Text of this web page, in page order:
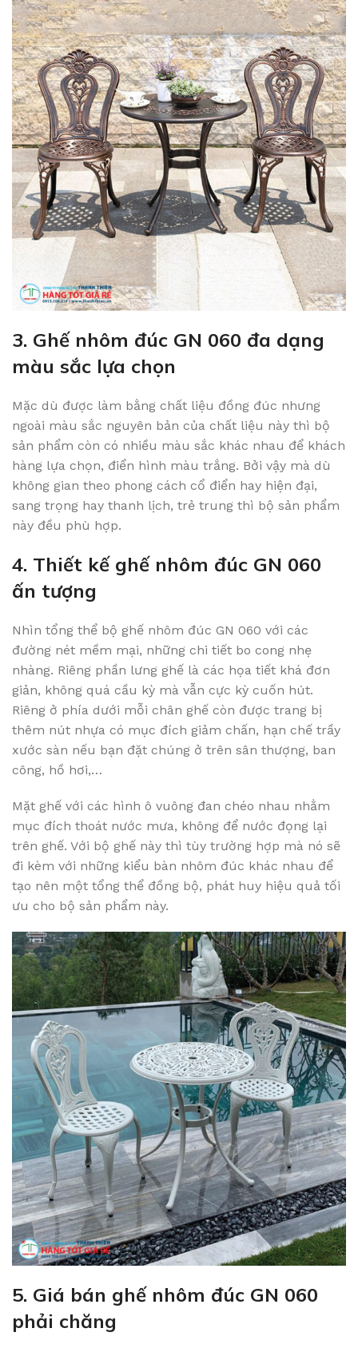
3. Ghế nhôm đúc GN 060 đa dạng
màu sắc lựa chọn
Mặc dù được làm bằng chất liệu đồng đúc nhưng
ngoài màu sắc nguyên bản của chất liệu này thì bộ
sản phẩm còn có nhiều màu sắc khác nhau để khách
hàng lựa chọn, điển hình màu trắng. Bởi vậy mà dù
không gian theo phong cách cổ điển hay hiện đại,
sang trọng hay thanh lịch, trẻ trung thì bộ sản phẩm
này đều phù hợp.
4. Thiết kế ghế nhôm đúc GN 060
ấn tượng
Nhìn tổng thể bộ ghế nhôm đúc GN 060 với các
đường nét mềm mại, những chi tiết bo cong nhẹ
nhàng. Riêng phần lưng ghế là các họa tiết khá đơn
giản, không quá cầu kỳ mà vẫn cực kỳ cuốn hút.
Riêng ở phía dưới mỗi chân ghế còn được trang bị
thêm nút nhựa có mục đích giảm chấn, hạn chế trầy
xước sàn nếu bạn đặt chúng ở trên sân thượng, ban
công, hồ hơi,…
Mặt ghế với các hình ô vuông đan chéo nhau nhằm
mục đích thoát nước mưa, không để nước đọng lại
trên ghế. Với bộ ghế này thì tùy trường hợp mà nó sẽ
đi kèm với những kiểu bàn nhôm đúc khác nhau để
tạo nên một tổng thể đồng bộ, phát huy hiệu quả tối
ưu cho bộ sản phẩm này.
5. Giá bán ghế nhôm đúc GN 060
phải chăng